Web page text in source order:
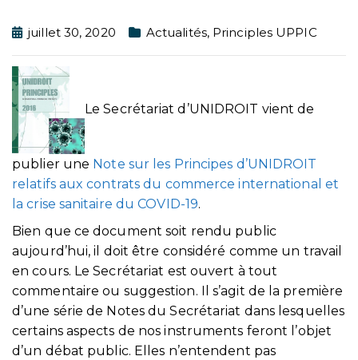
juillet 30, 2020 Actualités, Principles UPPIC
Le Secrétariat d’UNIDROIT vient de
publier une Note sur les Principes d’UNIDROIT
relatifs aux contrats du commerce international et
la crise sanitaire du COVID-19.
Bien que ce document soit rendu public
aujourd’hui, il doit être considéré comme un travail
en cours. Le Secrétariat est ouvert à tout
commentaire ou suggestion. Il s’agit de la première
d’une série de Notes du Secrétariat dans lesquelles
certains aspects de nos instruments feront l’objet
d’un débat public. Elles n’entendent pas